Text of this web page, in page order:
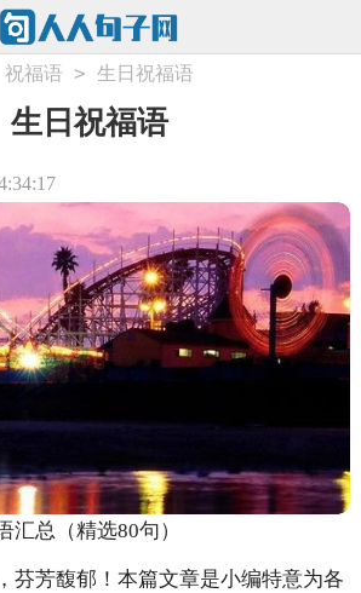
祝福语 > 生日祝福语
生日祝福语
汇总（精选80句）
芬芳馥郁！本篇文章是小编特意为各